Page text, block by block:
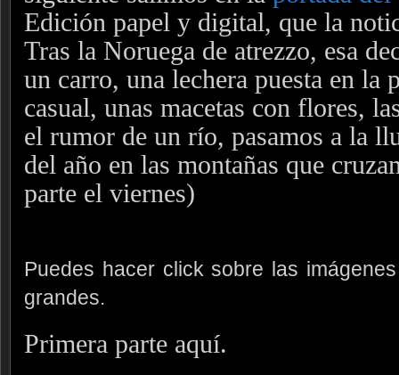
Edición papel y digital, que la
Tras la Noruega de atrezzo, esa
un carro, una lechera puesta en la
casual, unas macetas con flores,
el rumor de un río, pasamos a la
del año en las montañas que
parte el viernes)
Puedes hacer click sobre las
grandes.
Primera parte aquí.